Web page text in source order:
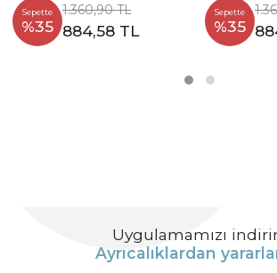
Sepette
%35
1.360,90 TL
884,58 TL
Sepette
%35
Uygulamamızı
Ayrıcalıklardan